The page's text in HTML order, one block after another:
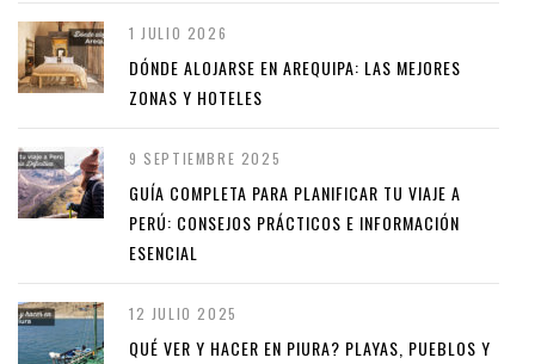
1 JULIO 2026
DÓNDE ALOJARSE EN AREQUIPA: LAS MEJORES
ZONAS Y HOTELES
9 SEPTIEMBRE 2025
GUÍA COMPLETA PARA PLANIFICAR TU VIAJE A
PERÚ: CONSEJOS PRÁCTICOS E INFORMACIÓN
ESENCIAL
12 JULIO 2025
QUÉ VER Y HACER EN PIURA? PLAYAS, PUEBLOS Y